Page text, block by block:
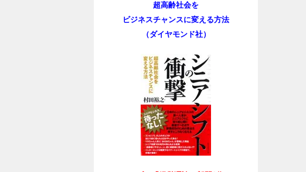
超高齢社会を
ビジネスチャンスに変える方法
（ダイヤモンド社）